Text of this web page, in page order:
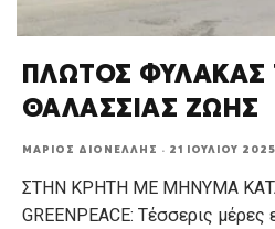
ΠΛΩΤΟΣ ΦΥΛΑΚΑΣ
ΘΑΛΑΣΣΙΑΣ ΖΩΗΣ
ΜΆΡΙΟΣ ΔΙΟΝΈΛΛΗΣ · 21 ΙΟΥΛΊΟΥ 2025
ΣΤΗΝ ΚΡΗΤΗ ΜΕ ΜΗΝΥΜΑ
GREENPEACE: Τέσσερις